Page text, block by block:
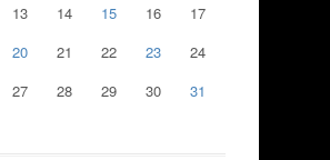
13 14 15 16
17
20 21 22 23
24
27 28 29 30
31